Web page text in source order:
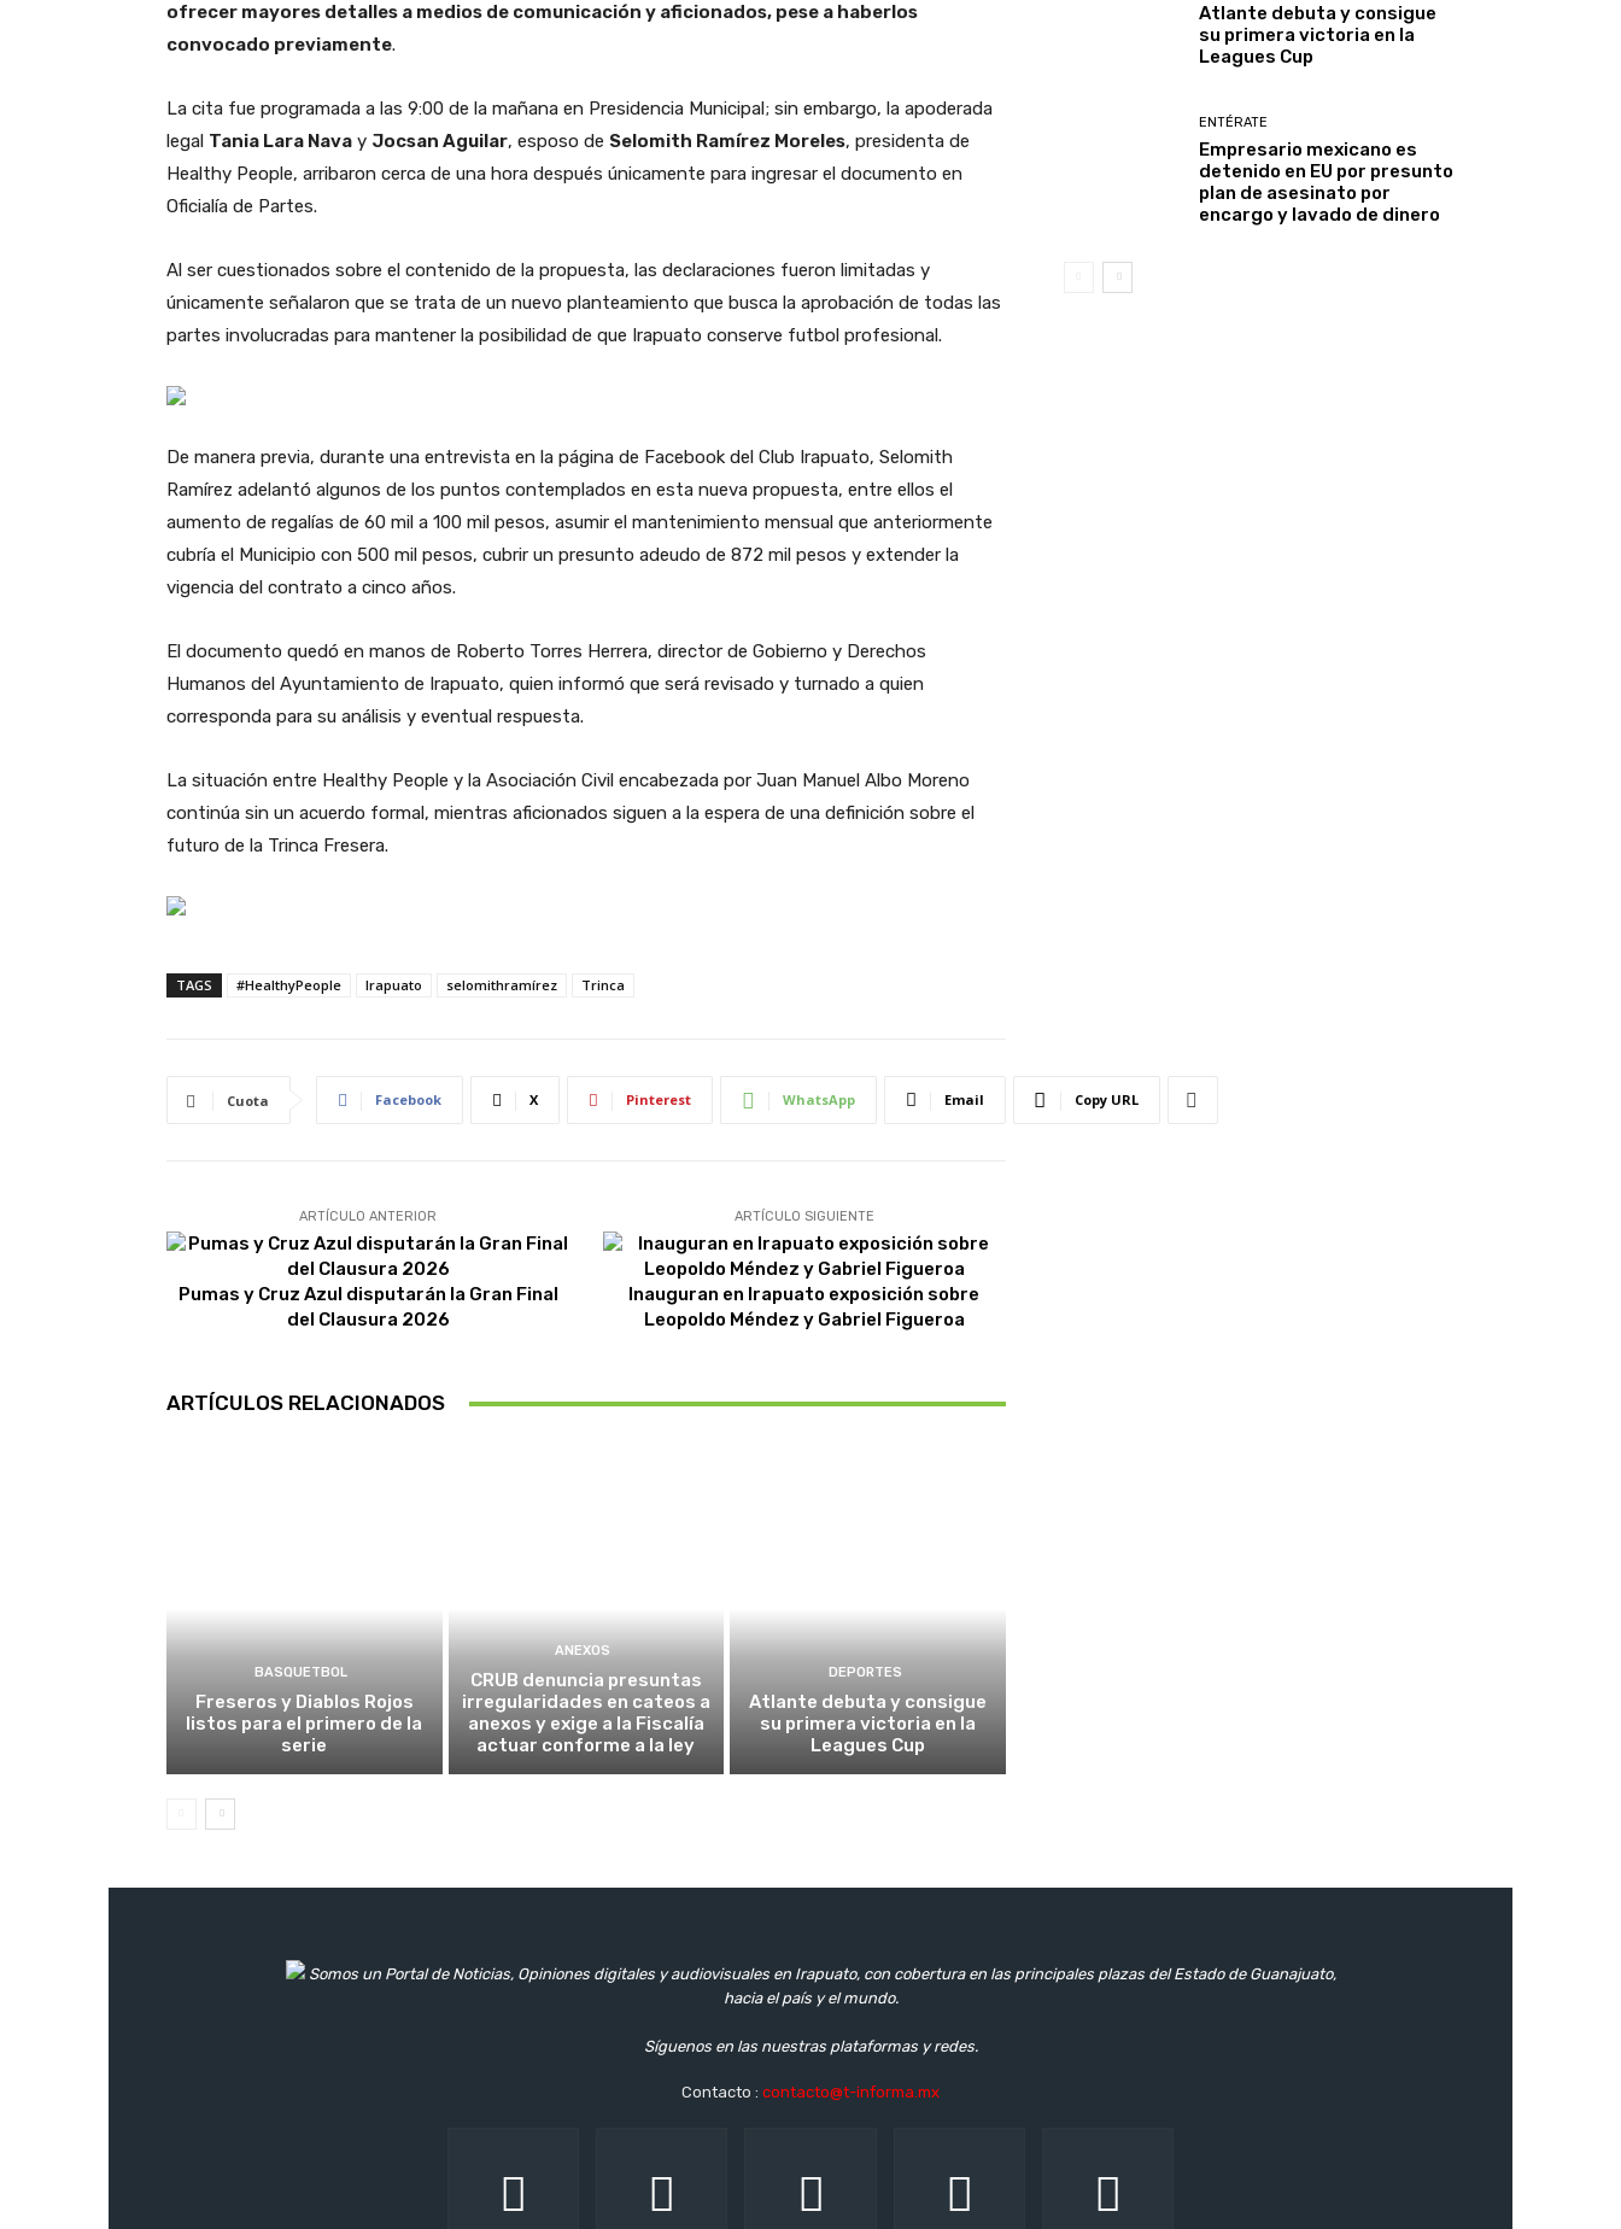
ofrecer mayores detalles a medios de comunicación y aficionados, pese a haberlos
convocado previamente.
La cita fue programada a las 9:00 de la mañana en Presidencia Municipal; sin embargo, la apoderada
legal Tania Lara Nava y Jocsan Aguilar, esposo de Selomith Ramírez Moreles, presidenta de
Healthy People, arribaron cerca de una hora después únicamente para ingresar el documento en
Oficialía de Partes.
Al ser cuestionados sobre el contenido de la propuesta, las declaraciones fueron limitadas y
únicamente señalaron que se trata de un nuevo planteamiento que busca la aprobación de todas las
partes involucradas para mantener la posibilidad de que Irapuato conserve futbol profesional.
De manera previa, durante una entrevista en la página de Facebook del Club Irapuato, Selomith
Ramírez adelantó algunos de los puntos contemplados en esta nueva propuesta, entre ellos el
aumento de regalías de 60 mil a 100 mil pesos, asumir el mantenimiento mensual que anteriormente
cubría el Municipio con 500 mil pesos, cubrir un presunto adeudo de 872 mil pesos y extender la
vigencia del contrato a cinco años.
El documento quedó en manos de Roberto Torres Herrera, director de Gobierno y Derechos
Humanos del Ayuntamiento de Irapuato, quien informó que será revisado y turnado a quien
corresponda para su análisis y eventual respuesta.
La situación entre Healthy People y la Asociación Civil encabezada por Juan Manuel Albo Moreno
continúa sin un acuerdo formal, mientras aficionados siguen a la espera de una definición sobre el
futuro de la Trinca Fresera.
TAGS #HealthyPeople Irapuato selomithramírez Trinca
Cuota Facebook X Pinterest WhatsApp Email Copy URL
ARTÍCULO ANTERIOR
Pumas y Cruz Azul disputarán la Gran Final
del Clausura 2026
ARTÍCULO SIGUIENTE
Inauguran en Irapuato exposición sobre
Leopoldo Méndez y Gabriel Figueroa
ARTÍCULOS RELACIONADOS
BASQUETBOL
Freseros y Diablos Rojos
listos para el primero de la
serie
ANEXOS
CRUB denuncia presuntas
irregularidades en cateos a
anexos y exige a la Fiscalía
actuar conforme a la ley
DEPORTES
Atlante debuta y consigue
su primera victoria en la
Leagues Cup
Atlante debuta y consigue
su primera victoria en la
Leagues Cup
ENTÉRATE
Empresario mexicano es
detenido en EU por presunto
plan de asesinato por
encargo y lavado de dinero
Somos un Portal de Noticias, Opiniones digitales y audiovisuales en Irapuato, con cobertura en las principales plazas del Estado de Guanajuato,
hacia el país y el mundo.
Síguenos en las nuestras plataformas y redes.
Contacto : contacto@t-informa.mx